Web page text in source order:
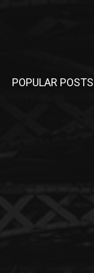
POPULAR POSTS